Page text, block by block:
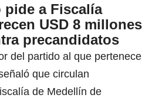
pide a Fiscalía
USD 8 millones
precandidatos
del partido al que pertenece
que circulan
de Medellín de